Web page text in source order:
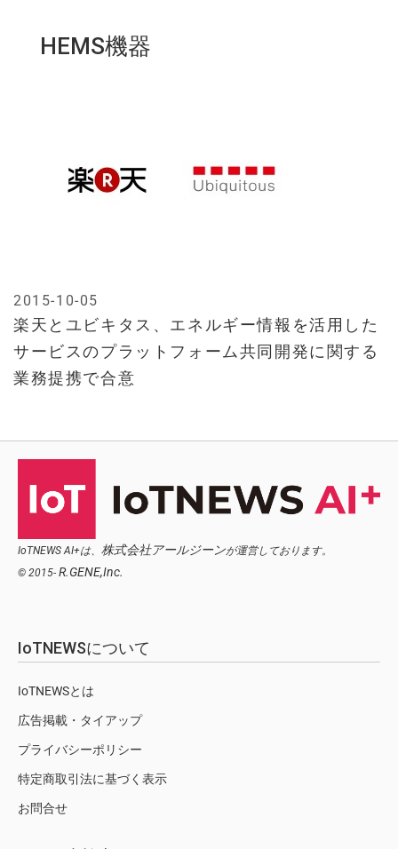
HEMS機器
楽天とユビキタス、エネルギー情報を活用した
サービスのプラットフォーム共同開発に関する
業務提携で合意
2015-10-05
IoTNEWS AI+は、 株式会社アールジーンが運営しております。
© 2015- R.GENE,Inc.
IoTNEWSについて
IoTNEWSとは
広告掲載・タイアップ
プライバシーポリシー
特定商取引法に基づく表示
お問合せ